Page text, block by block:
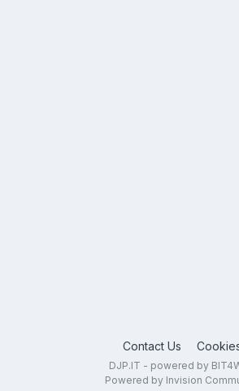
Contact Us
DJP.IT - powered by
Powered by Invision